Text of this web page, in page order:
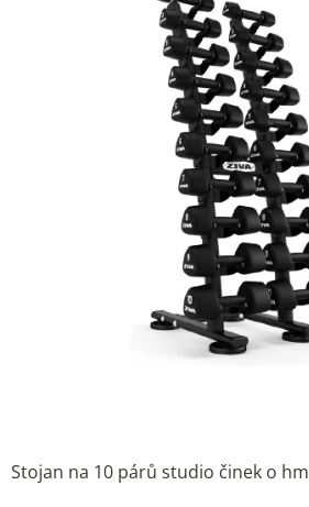
Stojan na 10 párů studio činek o